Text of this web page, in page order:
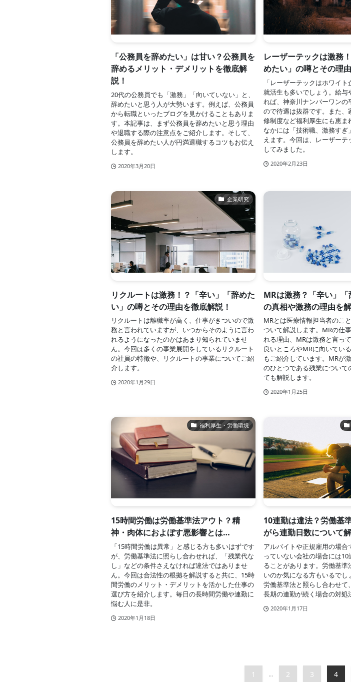
「公務員を辞めたい」は甘い？公務員を
辞めるメリット・デメリットを徹底解
説！
20代の公務員でも「激務」「向いていない」と、
辞めたいと思う人が大勢います。例えば、公務員
から転職といったブログを見かけることもありま
す。本記事は、まず公務員を辞めたいと思う理由
や退職する際の注意点をご紹介します。そして、
公務員を辞めたい人が円満退職するコツもお伝え
します。
2020年3月20日
レーザーテックは激務
めたい」の噂とその理
「レーザーテックはホワイ
就活生も多いでしょう。給与
れば、神奈川ナンバーワンの
ので待遇は抜群です。また、
修制度など福利厚生にも恵ま
なかには「技術職、激務すぎ
えます。今回は、レーザー
してみました。
2020年2月23日
企業研究
リクルートは激務！？「辛い」「辞めた
い」の噂とその理由を徹底解説！
リクルートは離職率が高く、仕事がきついので激
務と言われていますが、いつからそのように言わ
れるようになったのかはあまり知られていませ
ん。今回は多くの事業展開をしているリクルート
の社員の特徴や、リクルートの事業についてご紹
介します。
2020年1月29日
MRは激務？「辛い」
の真相や激務の理由を
MRとは医療情報担当者のこ
ついて解説します。MRの仕
れる理由、MRは激務と言っ
良いところやMRに向いてい
もご紹介しています。MRが
のひとつである残業について
ても解説します。
2020年1月25日
福利厚生・労働環境
15時間労働は労働基準法アウト？精
神・肉体におよぼす悪影響とは…
「15時間労働は異常」と感じる方も多いはずです
が、労働基準法に照らし合わせれば、「残業代な
し」などの条件さえなければ違法ではありませ
ん。今回は合法性の根拠を解説すると共に、15時
間労働のメリット・デメリットを活かした仕事の
選び方を紹介します。毎日の長時間労働や連勤に
悩む人に是非。
2020年1月18日
10連勤は違法？労働基
がら連勤日数について
アルバイトや正規雇用の場合
っていない会社の場合には
ることがあります。労働基準
いのか気になる方もいるでし
労働基準法と照らし合わせて
長期の連勤が続く場合の対処
2020年1月17日
1 ... 2 3 4